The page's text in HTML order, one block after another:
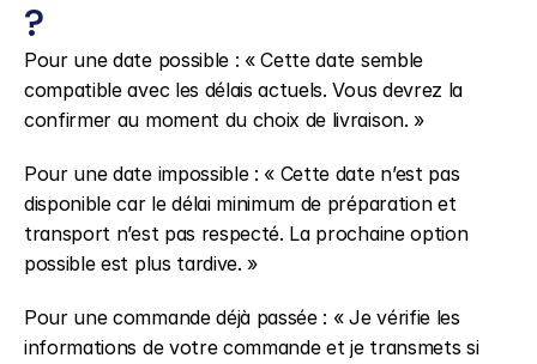
?
Pour une date possible : « Cette date semble
compatible avec les délais actuels. Vous devrez la
confirmer au moment du choix de livraison. »
Pour une date impossible : « Cette date n’est pas
disponible car le délai minimum de préparation et
transport n’est pas respecté. La prochaine option
possible est plus tardive. »
Pour une commande déjà passée : « Je vérifie les
informations de votre commande et je transmets si